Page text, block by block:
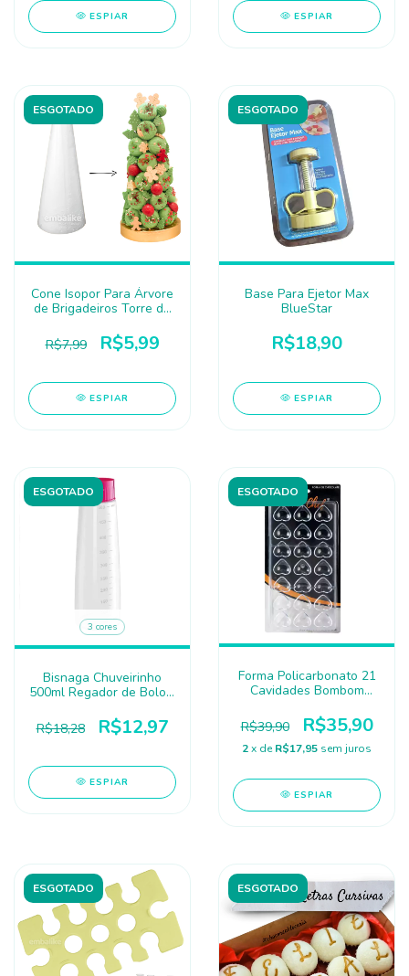
ESPIAR ESPIAR
ESGOTADO
Cone Isopor Para Árvore
de Brigadeiros Torre de
R$7,99
R$5,99
ESPIAR
ESGOTADO
Base Para Ejetor Max
BlueStar
R$18,90
ESPIAR
ESGOTADO
3 cores
Bisnaga Chuveirinho
500ml Regador de Bolo -
R$18,28
R$12,97
ESPIAR
ESGOTADO
Forma Policarbonato 21
Cavidades Bombom
R$39,90
R$35,90
2x deR$17,95 sem juros
ESPIAR
ESGOTADO ESGOTADO